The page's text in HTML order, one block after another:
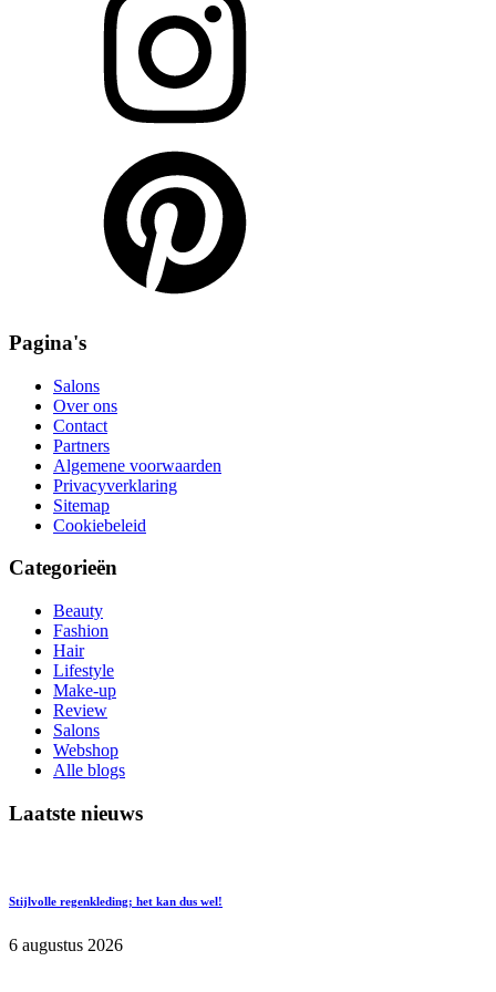
Pagina's
Salons
Over ons
Contact
Partners
Algemene voorwaarden
Privacyverklaring
Sitemap
Cookiebeleid
Categorieën
Beauty
Fashion
Hair
Lifestyle
Make-up
Review
Salons
Webshop
Alle blogs
Laatste nieuws
Stijlvolle regenkleding; het kan dus wel!
6 augustus 2026